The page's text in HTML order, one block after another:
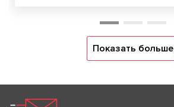
Показать больше